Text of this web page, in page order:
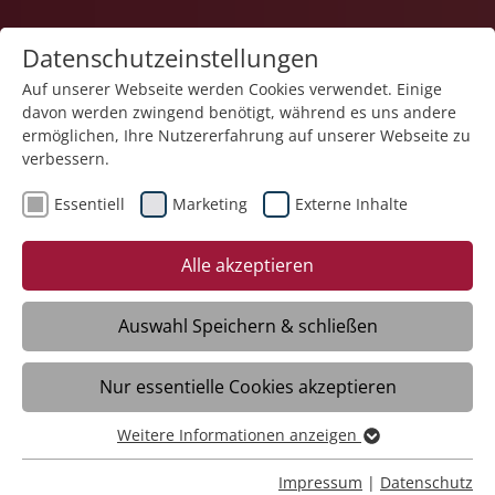
17.06.2026
Infoveranstaltung für neue
Ehrenamtliche im ambulanten
Kinderhospizdienst
Datenschutzeinstellungen
Auf unserer Webseite werden Cookies verwendet. Einige
davon werden zwingend benötigt, während es uns andere
ermöglichen, Ihre Nutzererfahrung auf unserer Webseite zu
verbessern.
Essentiell Marketing Externe Inhalte
Alle akzeptieren
Auswahl Speichern & schließen
Nur essentielle Cookies akzeptieren
Essentiell
Essentielle Cookies werden für grundlegende Funktionen
Weitere Informationen anzeigen
Impressum | Datenschutz